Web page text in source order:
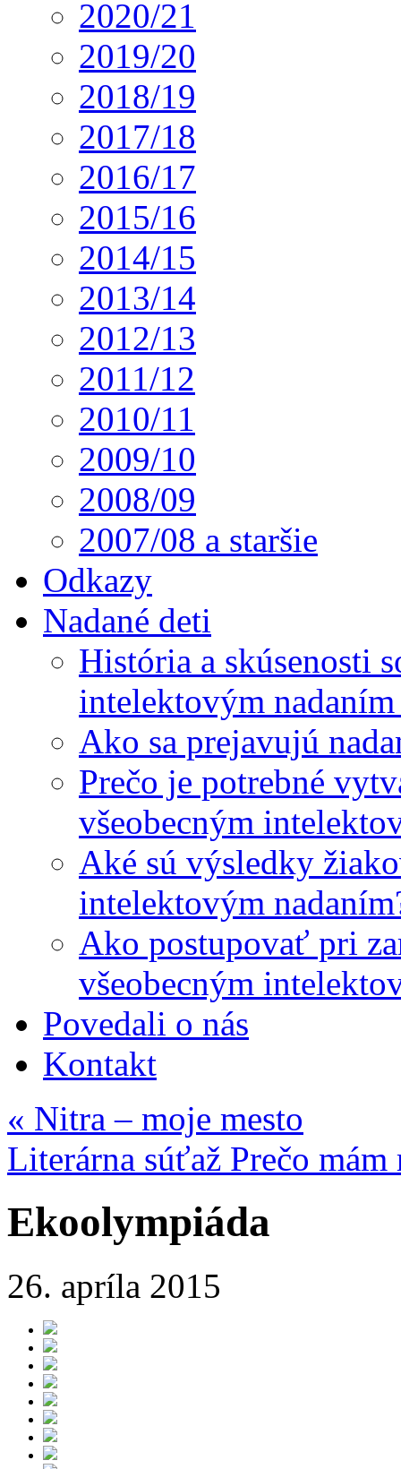
2020/21
2019/20
2018/19
2017/18
2016/17
2015/16
2014/15
2013/14
2012/13
2011/12
2010/11
2009/10
2008/09
2007/08 a staršie
Odkazy
Nadané deti
História a skúsenosti
intelektovým
Ako sa prejavujú
Prečo je potrebné
všeobecným
Aké sú výsledky
intelektovým
Ako postupovať pri
všeobecným
Povedali o nás
Kontakt
« Nitra – moje mesto
Literárna súťaž Prečo
Ekoolympiáda
26. apríla 2015